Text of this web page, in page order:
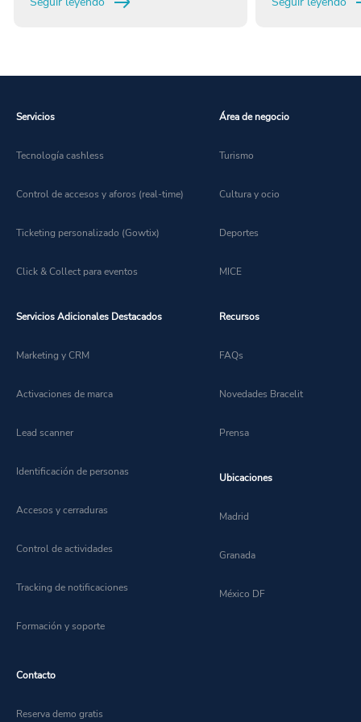
en cada rincón
Servicios
Tecnología cashless
Control de accesos y aforos (real-time)
Ticketing personalizado (Gowtix)
Click & Collect para eventos
Servicios Adicionales Destacados
Marketing y CRM
Activaciones de marca
Lead scanner
Identificación de personas
Accesos y cerraduras
Control de actividades
Tracking de notificaciones
Formación y soporte
Área de negocio
Turismo
Cultura y ocio
Deportes
MICE
Recursos
FAQs
Novedades Bracelit
Prensa
Ubicaciones
Madrid
Granada
México DF
Contacto
Reserva demo gratis